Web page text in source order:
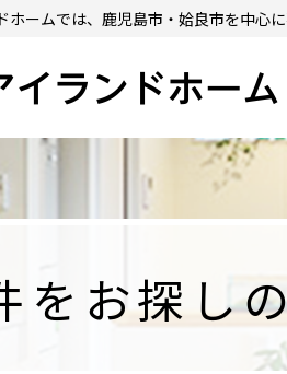
ホームでは、鹿児島市・姶良市を中心に
件をお探し